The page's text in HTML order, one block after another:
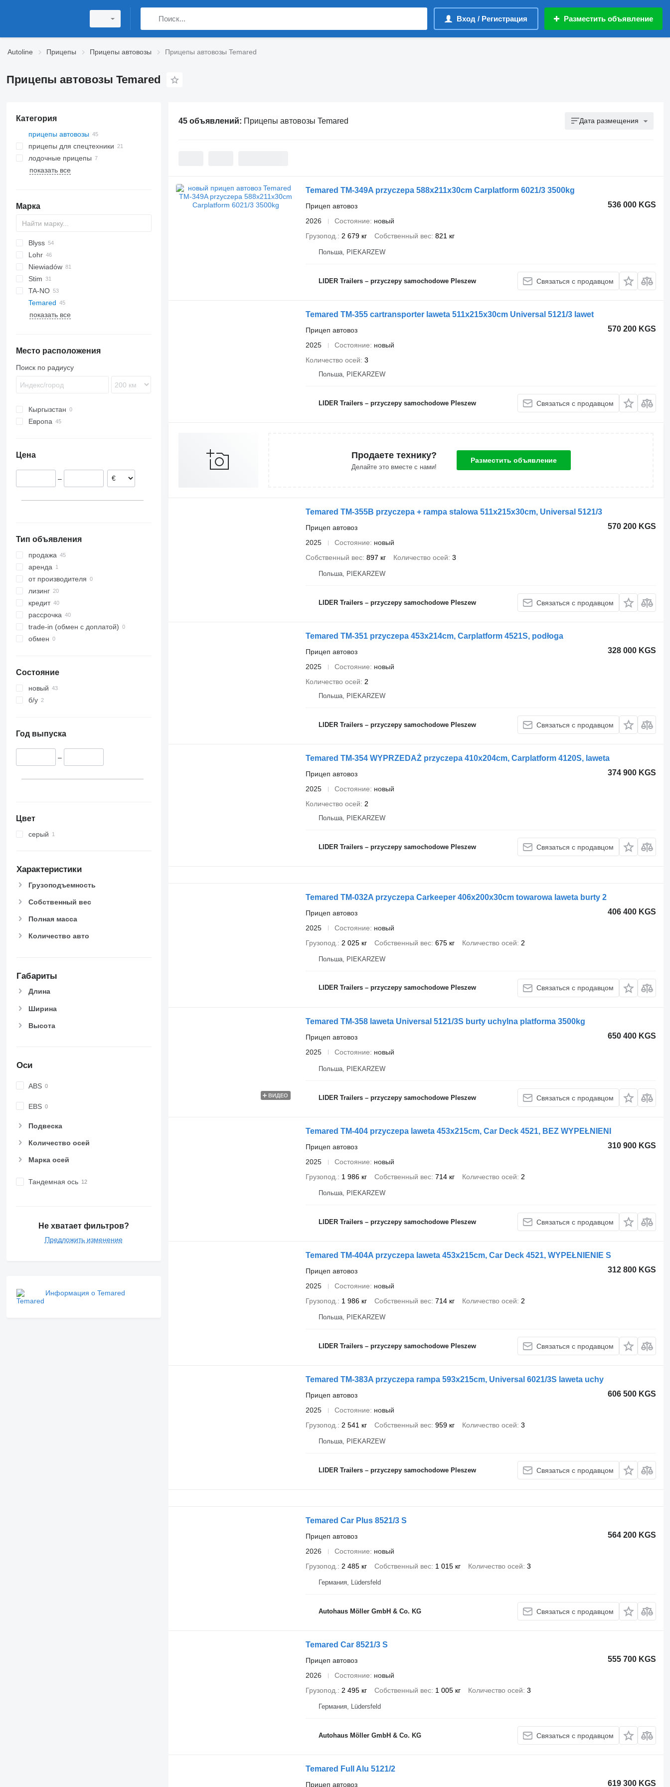
Вход / Регистрация Разместить объявление
Autoline Прицепы Прицепы автовозы Прицепы автовозы Temared
Прицепы автовозы Temared
Категория
прицепы автовозы
прицепы для спецтехники
лодочные прицепы
показать все
Марка
Blyss
Jupiter
A Transporter
Race Transporter
T Transporter
Lohr
Eurolohr
Maxilohr
Niewiadów
N-series
Pegasus
Stim
TA-NO
Formula
Trio
Temared
Car Flat
показать все
Место расположения
Поиск по радиусу
Кыргызстан
Европа
Цена
–
Тип объявления
продажа
аренда
от производителя
лизинг
кредит
рассрочка
trade-in (обмен с доплатой)
обмен
Состояние
новый
б/у
Год выпуска
–
Цвет
серый
Характеристики
Грузоподъемность
Собственный вес
Полная масса
Количество авто
Габариты
Длина
Ширина
Высота
Оси
ABS
EBS
Подвеска
Количество осей
Марка осей
Тандемная ось
Не хватает фильтров?
Предложить изменение
Информация о Temared
45 объявлений: Прицепы автовозы Temared Дата размещения
Temared TM-349A przyczepa 588x211x30cm Carplatform 6021/3 3500kg
536 000 KGS
Прицеп автовоз
2026
Состояние
новый
Грузопод.
2 679 кг Собственный вес 821 кг
Польша, PIEKARZEW
LIDER Trailers – przyczepy samochodowe Pleszew Связаться с продавцом
Temared TM-355 cartransporter laweta 511x215x30cm Universal 5121/3 lawet
570 200 KGS
Прицеп автовоз
2025
Состояние
новый
Количество осей 3
Польша, PIEKARZEW
LIDER Trailers – przyczepy samochodowe Pleszew Связаться с продавцом
Продаете технику?
Делайте это вместе с нами!
Разместить объявление
Temared TM-355B przyczepa + rampa stalowa 511x215x30cm, Universal 5121/3
570 200 KGS
Прицеп автовоз
2025
Состояние
новый
Собственный вес 897 кг Количество осей 3
Польша, PIEKARZEW
LIDER Trailers – przyczepy samochodowe Pleszew Связаться с продавцом
Temared TM-351 przyczepa 453x214cm, Carplatform 4521S, podłoga
328 000 KGS
Прицеп автовоз
2025
Состояние
новый
Количество осей
2
Польша, PIEKARZEW
LIDER Trailers – przyczepy samochodowe Pleszew Связаться с продавцом
Temared TM-354 WYPRZEDAŻ przyczepa 410x204cm, Carplatform 4120S, laweta
374 900 KGS
Прицеп автовоз
2025
Состояние
новый
Количество осей
2
Польша, PIEKARZEW
LIDER Trailers – przyczepy samochodowe Pleszew Связаться с продавцом
Temared TM-032A przyczepa Carkeeper 406x200x30cm towarowa laweta burty 2
406 400 KGS
Прицеп автовоз
2025
Состояние
новый
Грузопод.
2 025 кг Собственный вес 675 кг Количество осей 2
Польша, PIEKARZEW
LIDER Trailers – przyczepy samochodowe Pleszew Связаться с продавцом
ВИДЕО
Temared TM-358 laweta Universal 5121/3S burty uchylna platforma 3500kg
650 400 KGS
Прицеп автовоз
2025
Состояние новый
Польша, PIEKARZEW
LIDER Trailers – przyczepy samochodowe Pleszew Связаться с продавцом
Temared TM-404 przyczepa laweta 453x215cm, Car Deck 4521, BEZ WYPEŁNIENI
310 900 KGS
Прицеп автовоз
2025
Состояние
новый
Грузопод.
1 986 кг Собственный вес 714 кг Количество осей 2
Польша, PIEKARZEW
LIDER Trailers – przyczepy samochodowe Pleszew Связаться с продавцом
Temared TM-404A przyczepa laweta 453x215cm, Car Deck 4521, WYPEŁNIENIE S
312 800 KGS
Прицеп автовоз
2025
Состояние
новый
Грузопод.
1 986 кг Собственный вес 714 кг Количество осей 2
Польша, PIEKARZEW
LIDER Trailers – przyczepy samochodowe Pleszew Связаться с продавцом
Temared TM-383A przyczepa rampa 593x215cm, Universal 6021/3S laweta uchy
606 500 KGS
Прицеп автовоз
2025
Состояние
новый
Грузопод. 2 541 кг Собственный вес 959 кг Количество осей 3
Польша, PIEKARZEW
LIDER Trailers – przyczepy samochodowe Pleszew Связаться с продавцом
Temared Car Plus 8521/3 S
564 200 KGS
Прицеп автовоз
2026
Состояние
новый
Грузопод.
2 485 кг Собственный вес 1 015 кг Количество осей 3
Германия, Lüdersfeld
Autohaus Möller GmbH & Co. KG Связаться с продавцом
Temared Car 8521/3 S
555 700 KGS
Прицеп автовоз
2026
Состояние
новый
Грузопод.
2 495 кг Собственный вес 1 005 кг Количество осей 3
Германия, Lüdersfeld
Autohaus Möller GmbH & Co. KG Связаться с продавцом
Temared Full Alu 5121/2
619 300 KGS
Прицеп автовоз